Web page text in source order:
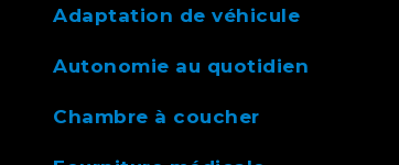
Adaptation de véhicule
Autonomie au quotidien
Chambre à coucher